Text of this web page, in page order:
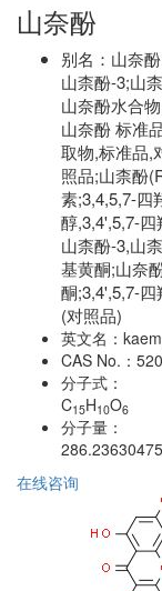
山奈酚
别名： 山奈
山柰酚-3;山
山奈酚水合
山奈酚 标准
取物,标准品,
照品;山柰酚
素;3,4,5,7-四
醇,3,4',5,7-
山柰酚-3,山
基黄酮;山奈
酮;3,4',5,7-
(对照品)
英文名：
CAS No.：
分子式：
C15H10O6
分子量：
在线咨询